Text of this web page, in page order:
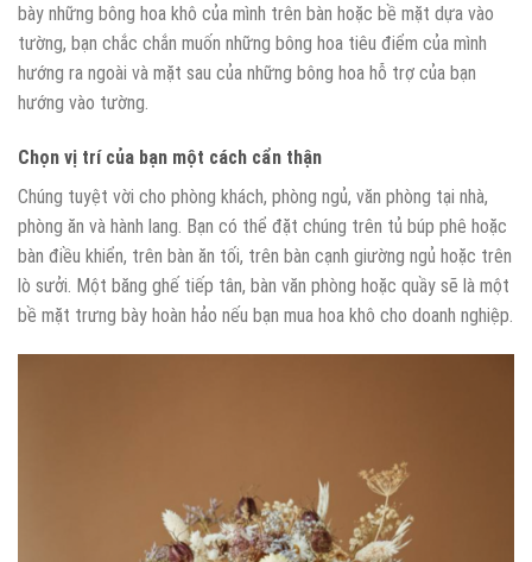
bày những bông hoa khô của mình trên bàn hoặc bề mặt dựa vào
tường, bạn chắc chắn muốn những bông hoa tiêu điểm của mình
hướng ra ngoài và mặt sau của những bông hoa hỗ trợ của bạn
hướng vào tường.
Chọn vị trí của bạn một cách cẩn thận
Chúng tuyệt vời cho phòng khách, phòng ngủ, văn phòng tại nhà,
phòng ăn và hành lang. Bạn có thể đặt chúng trên tủ búp phê hoặc
bàn điều khiển, trên bàn ăn tối, trên bàn cạnh giường ngủ hoặc trên
lò sưởi. Một băng ghế tiếp tân, bàn văn phòng hoặc quầy sẽ là một
bề mặt trưng bày hoàn hảo nếu bạn mua hoa khô cho doanh nghiệp.